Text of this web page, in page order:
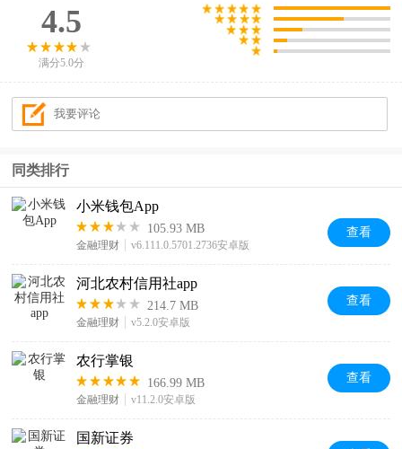
4.5
满分5.0分
同类排行
小米钱包App
105.93 MB
金融理财 v6.111.0.5701.2736安卓版
查看
河北农村信用社app
214.7 MB
金融理财 v5.2.0安卓版
查看
农行掌银
166.99 MB
金融理财 v11.2.0安卓版
查看
国新证券